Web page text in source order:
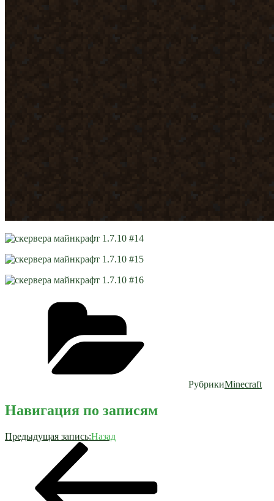
РубрикиMinecraft
Навигация по записям
Предыдущая запись:Назад